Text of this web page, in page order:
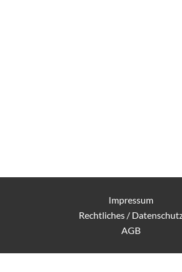
Impressum
Rechtliches /
AGB